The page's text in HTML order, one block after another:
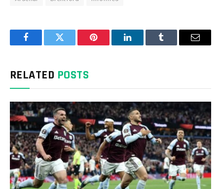
FacebookTwitter Pinterest LinkedInTumblr Email
RELATED POSTS